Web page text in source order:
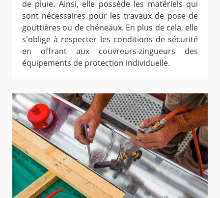
de pluie. Ainsi, elle possède les matériels qui
sont nécessaires pour les travaux de pose de
gouttières ou de chéneaux. En plus de cela, elle
s'oblige à respecter les conditions de sécurité
en offrant aux couvreurs-zingueurs des
équipements de protection individuelle.